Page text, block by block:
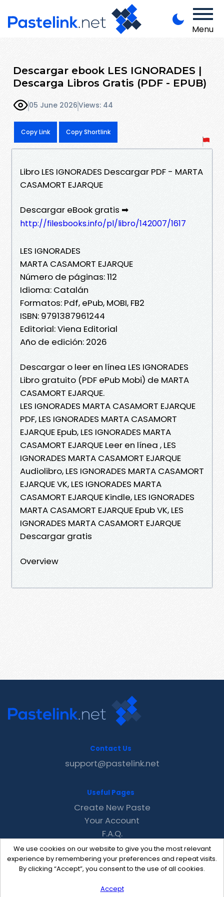
Menu
Descargar ebook LES IGNORADES |
Descarga Libros Gratis (PDF - EPUB)
05 June 2026Views: 44
Copy Link Copy Shortlink
Libro LES IGNORADES Descargar PDF - MARTA
CASAMORT EJARQUE
Descargar eBook gratis ➡
http://filesbooks.info/pl/libro/142007/1617
LES IGNORADES
MARTA CASAMORT EJARQUE
Número de páginas: 112
Idioma: Catalán
Formatos: Pdf, ePub, MOBI, FB2
ISBN: 9791387961244
Editorial: Viena Editorial
Año de edición: 2026
Descargar o leer en línea LES IGNORADES
Libro gratuito (PDF ePub Mobi) de MARTA
CASAMORT EJARQUE.
LES IGNORADES MARTA CASAMORT EJARQUE
PDF, LES IGNORADES MARTA CASAMORT
EJARQUE Epub, LES IGNORADES MARTA
CASAMORT EJARQUE Leer en línea , LES
IGNORADES MARTA CASAMORT EJARQUE
Audiolibro, LES IGNORADES MARTA CASAMORT
EJARQUE VK, LES IGNORADES MARTA
CASAMORT EJARQUE Kindle, LES IGNORADES
MARTA CASAMORT EJARQUE Epub VK, LES
IGNORADES MARTA CASAMORT EJARQUE
Descargar gratis
Overview
We use cookies on our website to give you the most relevant
experience by remembering your preferences and repeat visits.
By clicking “Accept”, you consent to the use of all cookies.
Accept
Contact Us
support@pastelink.net
Useful Pages
Create New Paste
Your Account
F.A.Q.
Recent
Contact